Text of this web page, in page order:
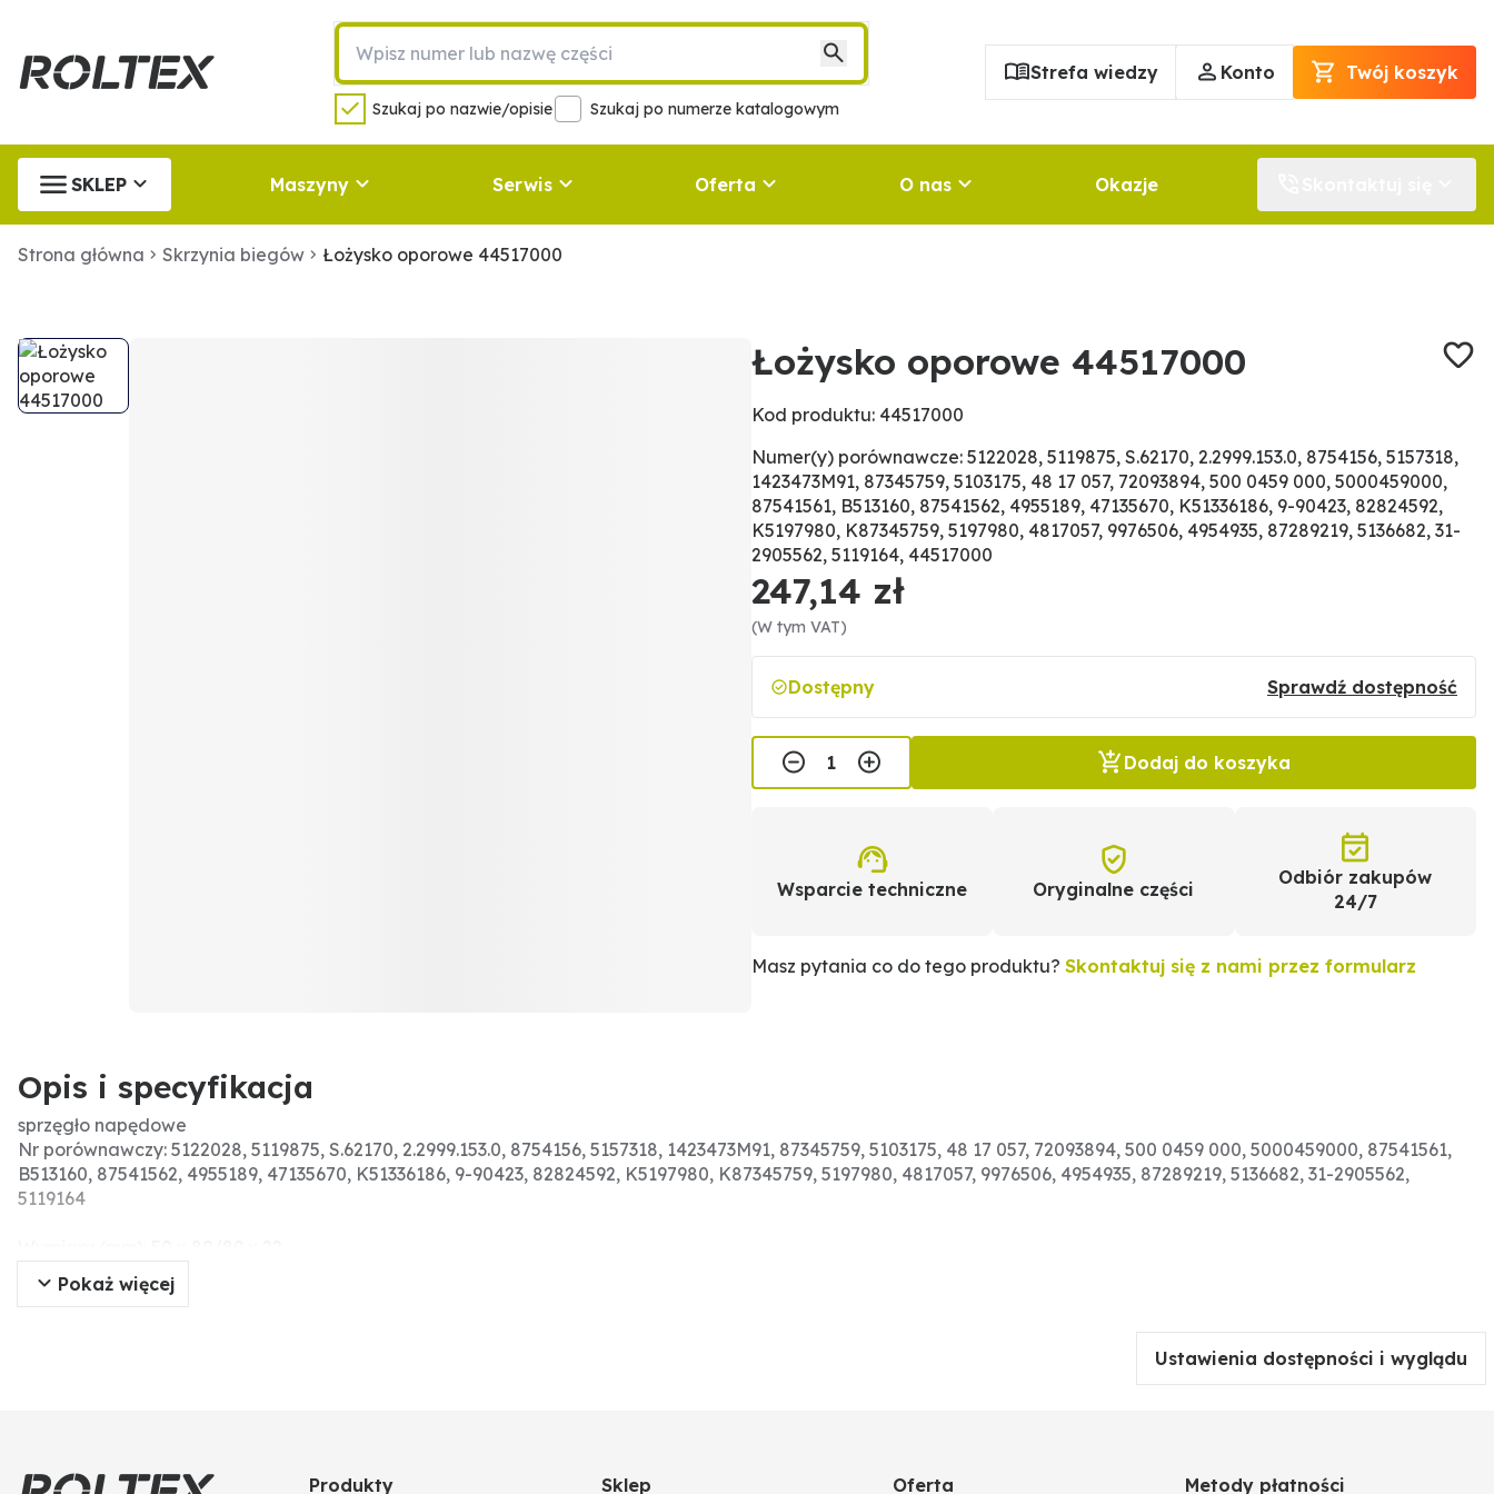
Szukaj po nazwie/opisie Szukaj po numerze katalogowym
Strefa wiedzy Konto Twój koszyk
SKLEP Maszyny Serwis Oferta O nas Okazje
Strona główna Skrzynia biegów Łożysko oporowe 44517000
Łożysko oporowe 44517000
Kod produktu: 44517000
Numer(y) porównawcze: 5122028, 5119875, S.62170, 2.2999.153.0, 8754156, 5157318,
1423473M91, 87345759, 5103175, 48 17 057, 72093894, 500 0459 000, 5000459000,
87541561, B513160, 87541562, 4955189, 47135670, K51336186, 9-90423, 82824592,
K5197980, K87345759, 5197980, 4817057, 9976506, 4954935, 87289219, 5136682, 31-
2905562, 5119164, 44517000
247,14 zł
(W tym VAT)
Dostępny Sprawdź dostępność
Dodaj do koszyka
Wsparcie techniczne Oryginalne części
Odbiór zakupów
24/7
Masz pytania co do tego produktu? Skontaktuj się z nami przez formularz
Opis i specyfikacja
sprzęgło napędowe
Nr porównawczy: 5122028, 5119875, S.62170, 2.2999.153.0, 8754156, 5157318, 1423473M91, 87345759, 5103175, 48 17 057, 72093894, 500 0459 000, 5000459000, 87541561,
B513160, 87541562, 4955189, 47135670, K51336186, 9-90423, 82824592, K5197980, K87345759, 5197980, 4817057, 9976506, 4954935, 87289219, 5136682, 31-2905562,
5119164
Pokaż więcej
Ustawienia dostępności i wyglądu
Produkty Sklep Oferta Metody płatności